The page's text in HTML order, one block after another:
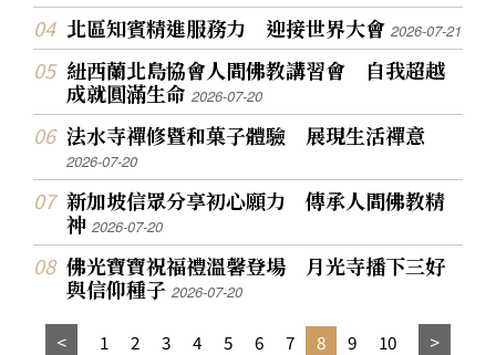
北區知賓精進服務力 迎接世界大會2026-07-21
紐西蘭北島協會人間佛教講習會 自我超越
成就圓滿生命2026-07-20
法水寺禪修暨和菓子體驗 展現生活禪意
2026-07-20
新加坡信眾分享初心願力 傳承人間佛教精
神2026-07-20
佛光寶寶祝福禮溫馨登場 月光寺播下三好
與信仰種子2026-07-20
1 2 3 4 5 6 7 8 9 10